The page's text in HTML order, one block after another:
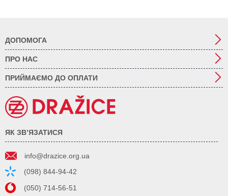
ДОПОМОГА
ПРО НАС
ПРИЙМАЄМО ДО ОПЛАТИ
ЯК ЗВ’ЯЗАТИСЯ
info@drazice.org.ua
(098) 844-94-42
(050) 714-56-51